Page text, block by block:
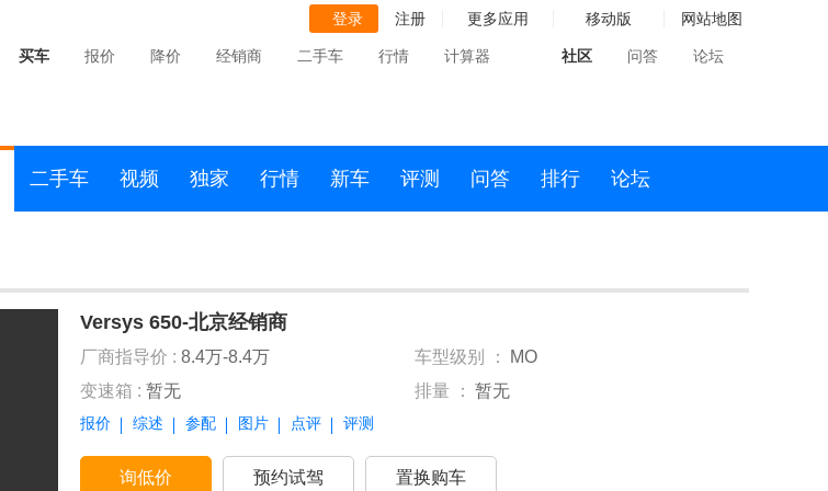
登录 注册 更多应用 移动版 网站地图
买车 报价 降价 经销商 二手车 行情 计算器 社区 问答 论坛
二手车 视频 独家 行情 新车 评测 问答 排行 论坛
Versys 650-北京经销商
厂商指导价 : 8.4万-8.4万 车型级别 ：
MO
变速箱 : 暂无 排量 ： 暂无
报价 综述 参配 图片 点评 评测
询低价 预约试驾 置换购车